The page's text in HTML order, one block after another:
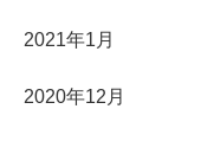
2021年1月
2020年12月